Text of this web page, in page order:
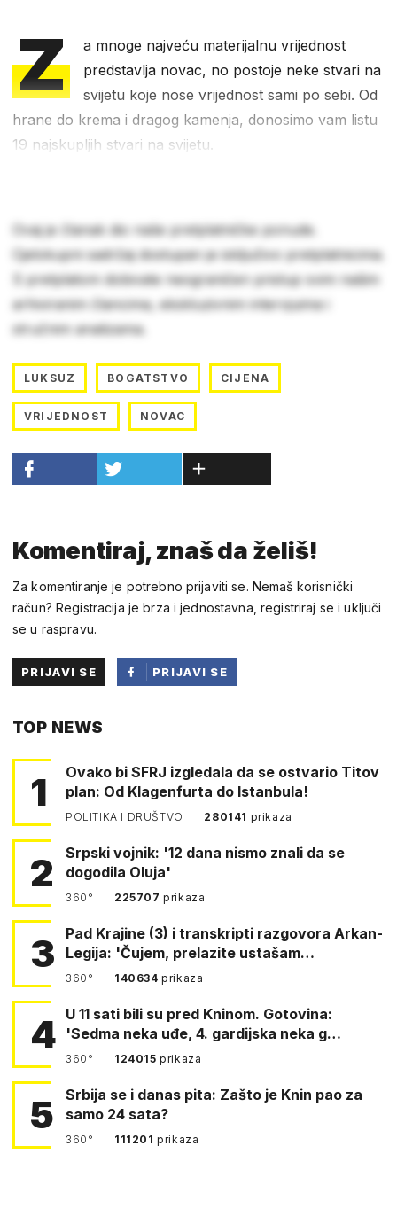
Z
a mnoge najveću materijalnu vrijednost
predstavlja novac, no postoje neke stvari na
svijetu koje nose vrijednost sami po sebi. Od
hrane do krema i dragog kamenja, donosimo vam listu
19 najskupljih stvari na svijetu.
Ovaj je članak dio naše pretplatničke ponude.
Cjelokupni sadržaj dostupan je isključivo pretplatnicima.
S pretplatom dobivate neograničen pristup svim našim
arhiviranim člancima, ekskluzivnim intervjuima i
stručnim analizama.
LUKSUZ BOGATSTVO CIJENA
VRIJEDNOST NOVAC
Komentiraj, znaš da želiš!
Za komentiranje je potrebno prijaviti se. Nemaš korisnički
račun? Registracija je brza i jednostavna, registriraj se i uključi
se u raspravu.
PRIJAVI SE
PRIJAVI SE
TOP NEWS
1
Ovako bi SFRJ izgledala da se ostvario Titov
plan: Od Klagenfurta do Istanbula!
POLITIKA I DRUŠTVO 280141 prikaza
2
Srpski vojnik: '12 dana nismo znali da se
dogodila Oluja'
360° 225707prikaza
3
Pad Krajine (3) i transkripti razgovora Arkan-
Legija: 'Čujem, prelazite ustašam…
360° 140634prikaza
4 U 11 sati bili su pred Kninom. Gotovina:
'Sedma neka uđe, 4. gardijska neka g…
360° 124015prikaza
5
Srbija se i danas pita: Zašto je Knin pao za
samo 24 sata?
360° 111201prikaza